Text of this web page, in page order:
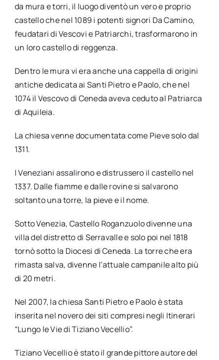
da mura e torri, il luogo diventò un vero e proprio
castello che nel 1089 i potenti signori Da Camino,
feudatari di Vescovi e Patriarchi, trasformarono in
un loro castello di reggenza.
Dentro le mura vi era anche una cappella di origini
antiche dedicata ai Santi Pietro e Paolo, che nel
1074 il Vescovo di Ceneda aveva ceduto al Patriarca
di Aquileia.
La chiesa venne documentata come Pieve solo dal
1311.
I Veneziani assalirono e distrussero il castello nel
1337. Dalle fiamme e dalle rovine si salvarono
soltanto una torre, la pieve e il nome.
Sotto Venezia, Castello Roganzuolo divenne una
villa del distretto di Serravalle e solo poi nel 1818
tornò sotto la Diocesi di Ceneda. La torre che era
rimasta salva, divenne l’attuale campanile alto più
di 20 metri.
Nel 2007, la chiesa Santi Pietro e Paolo è stata
inserita nel novero dei siti compresi negli Itinerari
“Lungo le Vie di Tiziano Vecellio”.
Tiziano Vecellio è stato il grande pittore autore del